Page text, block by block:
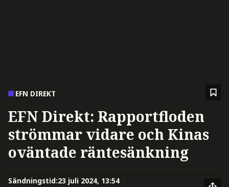
EFN DIREKT
EFN Direkt: Rapportfloden
strömmar vidare och Kinas
oväntade räntesänkning
Sändningstid:23 juli 2024, 13:54